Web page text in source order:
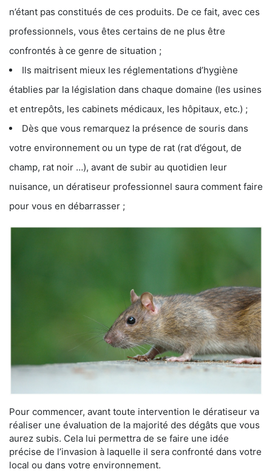
n’étant pas constitués de ces produits. De ce fait, avec ces
professionnels, vous êtes certains de ne plus être
confrontés à ce genre de situation ;
Ils maitrisent mieux les réglementations d’hygiène
établies par la législation dans chaque domaine (les usines
et entrepôts, les cabinets médicaux, les hôpitaux, etc.) ;
Dès que vous remarquez la présence de souris dans
votre environnement ou un type de rat (rat d’égout, de
champ, rat noir …), avant de subir au quotidien leur
nuisance, un dératiseur professionnel saura comment faire
pour vous en débarrasser ;
Pour commencer, avant toute intervention le dératiseur va
réaliser une évaluation de la majorité des dégâts que vous
aurez subis. Cela lui permettra de se faire une idée
précise de l’invasion à laquelle il sera confronté dans votre
local ou dans votre environnement.